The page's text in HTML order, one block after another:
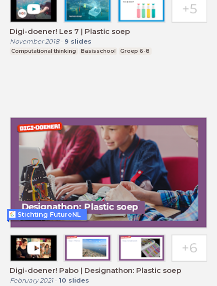
Digi-doener! Les 7 | Plastic soep
November 2018- 9 slides
Computational thinking Basisschool Groep 6-8
Digi-doener! Pabo | Designathon: Plastic soep
February 2021- 10 slides
Stichting FutureNL